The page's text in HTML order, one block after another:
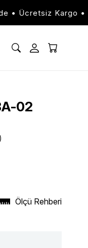
• Ücretsiz Kargo •
02
Ölçü Rehberi